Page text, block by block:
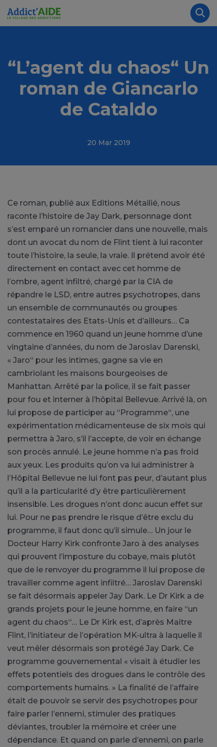
Aller au contenu principal
“L’agent du chaos“ Un
roman de Giancarlo
de Cataldo
20 Mar 2019
Ce roman, publié aux Editions Métailié, nous
raconte l’histoire de Jay Dark, personnage dont
s’est emparé un romancier dans une nouvelle, mais
dont un avocat du nom de Flint tient à lui raconter
toute l’histoire, la seule, la vraie. Il prétend avoir été
directement en contact avec cet homme de
l’ombre, agent infiltré, chargé par la CIA de
répandre le LSD, entre autres psychotropes, dans
un ensemble de communautés ou groupes
contestataires des Etats-Unis et d’ailleurs… Ca
commence en 1960 quand un jeune homme d’une
vingtaine d’années, du nom de Jaroslav Darenski,
« Jaro“ pour les intimes, gagne sa vie en
cambriolant les maisons bourgeoises de
Manhattan. Arrêté par la police, il se fait passer
pour fou et interner à l’hôpital Bellevue. Arrivé là, on
lui propose de participer au “Programme“, une
expérimentation médicamenteuse de six mois qui
permettra à Jaro, s’il l’accepte, de voir en échange
son procès annulé. Le jeune homme n’a pas froid
aux yeux. Les produits qu’on va lui administrer à
l’Hôpital Bellevue ne lui font pas peur, d’autant plus
qu’il a la particularité d’y être particulièrement
insensible. Les drogues n’ont donc aucun effet sur
lui. Pour ne pas prendre le risque d’être exclu du
programme, il faut donc qu’il simule… Un jour le
Docteur Harry Kirk confronte Jaro à des analyses
qui prouvent l’imposture du cobaye, mais plutôt
que de le renvoyer du programme il lui propose de
travailler comme agent infiltré… Jaroslav Darenski
se fait désormais appeler Jay Dark. Le Dr Kirk a de
grands projets pour le jeune homme, en faire “un
agent du chaos“… Le Dr Kirk est, d’après Maitre
Flint, l’initiateur de l’opération MK-ultra à laquelle il
veut mêler désormais son protégé Jay Dark. Ce
programme gouvernemental « visait à étudier les
effets potentiels des drogues dans le contrôle des
comportements humains. » La finalité de l’affaire
était de pouvoir se servir des psychotropes pour
faire parler l’ennemi, stimuler des pratiques
déviantes, troubler la mémoire et créer une
dépendance. Et quand on parle d’ennemi, on parle
Panneau de gestion des cookies